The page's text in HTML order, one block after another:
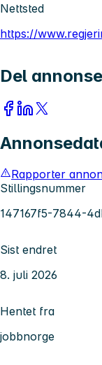
Nettsted
https://
Del
Rapporter
Stillingsnummer
147167f5-7844-
Sist endret
8. juli 2026
Hentet fra
jobbnorge